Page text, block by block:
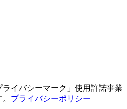
イバシーマーク」使用許諾事業
プライバシーポリシー